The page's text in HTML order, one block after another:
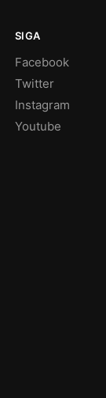
SIGA
Facebook
Twitter
Instagram
Youtube